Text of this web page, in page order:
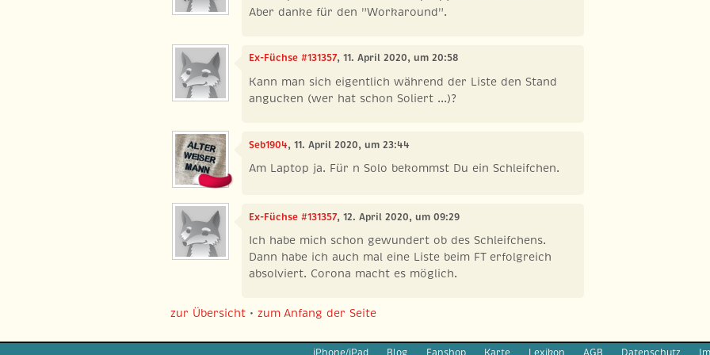
Aber danke für den "Workaround".
Ex-Füchse #131357, 11. April 2020, um 20:58
Kann man sich eigentlich während der Liste den Stand
angucken (wer hat schon Soliert ...)?
Seb1904, 11. April 2020, um 23:44
Am Laptop ja. Für n Solo bekommst Du ein Schleifchen.
Ex-Füchse #131357, 12. April 2020, um 09:29
Ich habe mich schon gewundert ob des Schleifchens.
Dann habe ich auch mal eine Liste beim FT erfolgreich
absolviert. Corona macht es möglich.
zur Übersicht •zum Anfang der Seite